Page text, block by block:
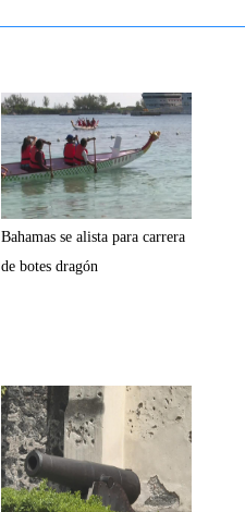
Bahamas se alista para carrera
de botes dragón